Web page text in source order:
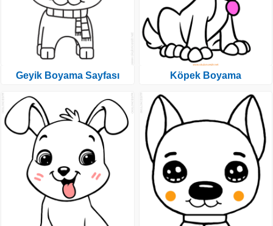
Geyik Boyama Sayfası Köpek Boyama